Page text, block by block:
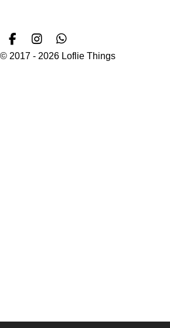
F
a
I
n
W
h
© 2017 - 2026 Loflie Things